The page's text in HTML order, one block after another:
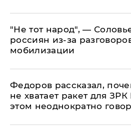
​"Не тот народ", —
россиян из-за
мобилизации
Федоров рассказал,
не хватает ракет для
этом неоднократно